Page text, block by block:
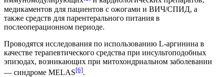
медикаментов для пациентов с ожогами и ВИЧ/СПИД, а
также средств для парентерального питания в
послеоперационном периоде.
Проводятся исследования по использованию L-аргинина в
качестве терапевтического средства при инсультоподобных
эпизодах, возникающих при митохондриальном заболевании
— синдроме MELAS[6].